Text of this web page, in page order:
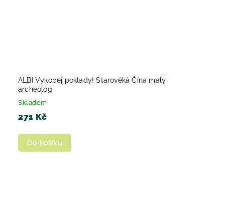
ALBI Vykopej poklady! Starověká Čína malý
archeolog
Skladem
271 Kč
Do košíku